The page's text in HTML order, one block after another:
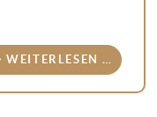
WEITERLESEN …